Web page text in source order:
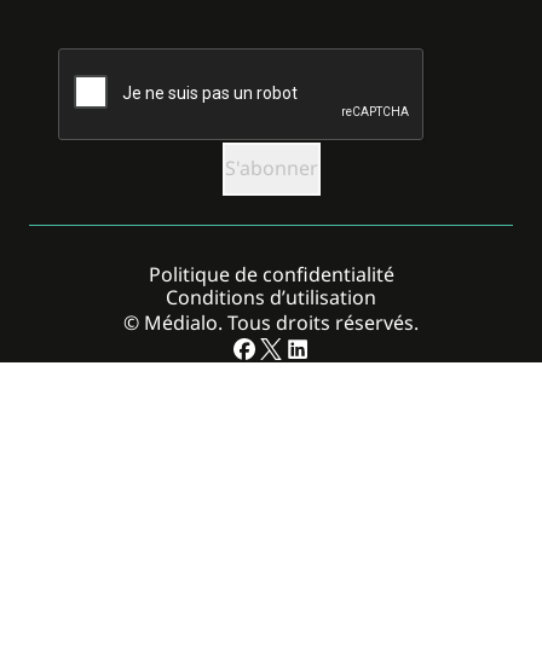
CAPTCHA
© Médialo. Tous droits réservés.
Politique de confidentialité
Conditions d’utilisation